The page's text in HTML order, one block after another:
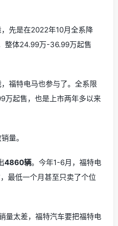
先是在2022年10月全系降
整体24.99万-36.99万起售
福特电马也参与了。全系限
起售，也是上市两年多以来
量。
4860辆。今年1-6月，福特电
最低一个月甚至只卖了个位
量太差，福特汽车要把福特电